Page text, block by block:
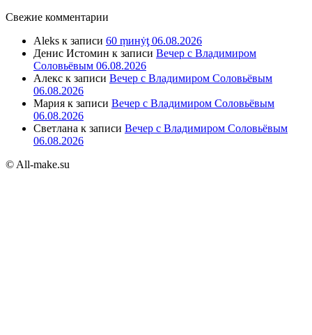
Свежие комментарии
Aleks к записи 60 ṃинẏƫ 06.08.2026
Денис Истомин к записи Вечер с Владимиром
Соловьёвым 06.08.2026
Алекс к записи Вечер с Владимиром Соловьёвым
06.08.2026
Мария к записи Вечер с Владимиром Соловьёвым
06.08.2026
Светлана к записи Вечер с Владимиром Соловьёвым
06.08.2026
© All-make.su